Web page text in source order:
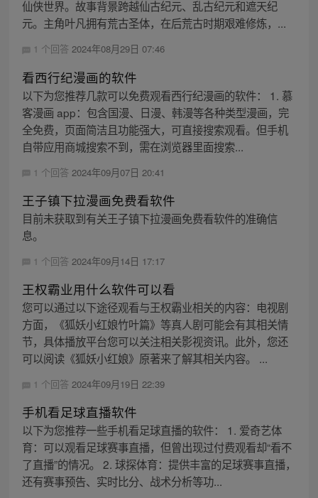
仙侠世界。故事背景跨越仙古纪元、乱古纪元和遮天纪
元。主角叶凡拥有荒古圣体，在后荒古时期艰难修炼，...
1 个回答 2024年08月29日 07:46
看西行纪漫画的软件
以下为您推荐几款可以免费观看西行纪漫画的软件： 1. 慕
客漫画 app：包含国漫、日漫、韩漫等各种类型漫画，完
全免费，页面简洁且功能强大，可直接搜索观看。但手机
自带应用商城搜索不到，需在浏览器里面搜索...
1 个回答 2024年09月07日 20:41
王子镇下拉漫画免费看软件
目前未获取到有关王子镇下拉漫画免费看软件的准确信
息。
1 个回答 2024年09月14日 17:17
王权霸业用什么软件可以看
您可以通过以下途径观看与王权霸业相关的内容：电视剧
方面，《狐妖小红娘竹叶篇》等真人剧可能会有其相关情
节，具体播放平台您可以关注相关影视资讯。此外，您还
可以阅读《狐妖小红娘》原著来了解其相关内容。 ...
1 个回答 2024年09月19日 22:39
手机看足球直播软件
以下为您推荐一些手机看足球直播的软件： 1. 爱奇艺体
育：可以观看足球赛事直播，但曾出现过付费观看却“看不
了直播”的情况。 2. 球探体育：提供丰富的足球赛事直播，
还有赛事预告、实时比分、战术分析等功...